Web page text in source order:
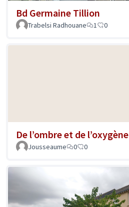
Bd Germaine Tillion
Trabelsi Radhouane 1 0
De l’ombre et de l’oxygène
Jousseaume 0 0